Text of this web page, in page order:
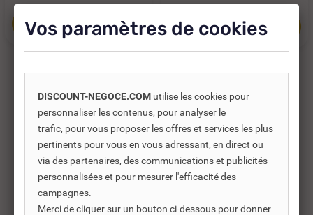
Ajouter au panier Ajouter au panier
Vos paramètres de cookies
DISCOUNT-NEGOCE.COM utilise les cookies pour
personnaliser les contenus, pour analyser le
trafic, pour vous proposer les offres et services les plus
pertinents pour vous en vous adressant, en direct ou
via des partenaires, des communications et publicités
personnalisées et pour mesurer l'efficacité des
campagnes.
Merci de cliquer sur un bouton ci-dessous pour donner